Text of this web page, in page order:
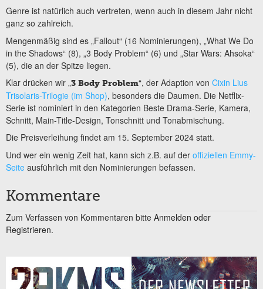
Genre ist natürlich auch vertreten, wenn auch in diesem Jahr nicht
ganz so zahlreich.
Mengenmäßig sind es „Fallout“ (16 Nominierungen), „What We Do
in the Shadows“ (8), „3 Body Problem“ (6) und „Star Wars: Ahsoka“
(5), die an der Spitze liegen.
Klar drücken wir „3 Body Problem“, der Adaption von Cixin Lius
Trisolaris-Trilogie (im Shop), besonders die Daumen. Die Netflix-
Serie ist nominiert in den Kategorien Beste Drama-Serie, Kamera,
Schnitt, Main-Title-Design, Tonschnitt und Tonabmischung.
Die Preisverleihung findet am 15. September 2024 statt.
Und wer ein wenig Zeit hat, kann sich z.B. auf der offiziellen Emmy-
Seite ausführlich mit den Nominierungen befassen.
Kommentare
Zum Verfassen von Kommentaren bitte Anmelden oder
Registrieren.